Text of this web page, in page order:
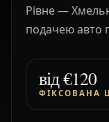
Рівне —
подачею авто
від€120
ФІКСОВАНА